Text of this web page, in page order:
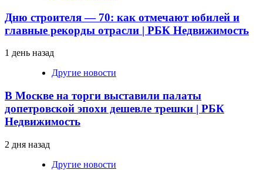
Дню строителя — 70: как отмечают юбилей и
главные рекорды отрасли | РБК Недвижимость
1 день назад
Другие новости
В Москве на торги выставили палаты
допетровской эпохи дешевле трешки | РБК
Недвижимость
2 дня назад
Другие новости